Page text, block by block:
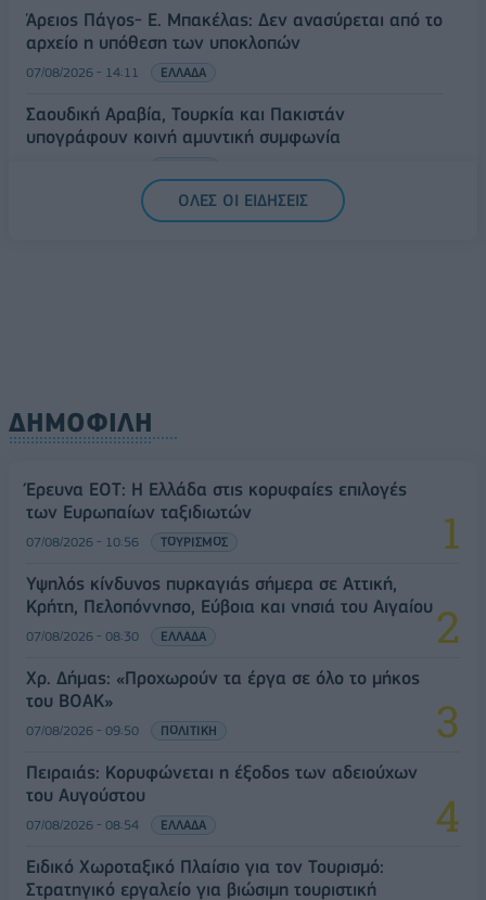
Άρειος Πάγος- Ε. Μπακέλας: Δεν ανασύρεται από το
αρχείο η υπόθεση των υποκλοπών
07/08/2026 - 14:11 ΕΛΛΑΔΑ
Σαουδική Αραβία, Τουρκία και Πακιστάν
υπογράφουν κοινή αμυντική συμφωνία
ΟΛΕΣ ΟΙ ΕΙΔΗΣΕΙΣ
ΔΗΜΟΦΙΛΗ
Έρευνα ΕΟΤ: Η Ελλάδα στις κορυφαίες επιλογές
των Ευρωπαίων ταξιδιωτών
07/08/2026 - 10:56 ΤΟΥΡΙΣΜΟΣ
Υψηλός κίνδυνος πυρκαγιάς σήμερα σε Αττική,
Κρήτη, Πελοπόννησο, Εύβοια και νησιά του Αιγαίου
07/08/2026 - 08:30 ΕΛΛΑΔΑ
Χρ. Δήμας: «Προχωρούν τα έργα σε όλο το μήκος
του ΒΟΑΚ»
07/08/2026 - 09:50 ΠΟΛΙΤΙΚΗ
Πειραιάς: Κορυφώνεται η έξοδος των αδειούχων
του Αυγούστου
07/08/2026 - 08:54 ΕΛΛΑΔΑ
Ειδικό Χωροταξικό Πλαίσιο για τον Τουρισμό:
Στρατηγικό εργαλείο για βιώσιμη τουριστική